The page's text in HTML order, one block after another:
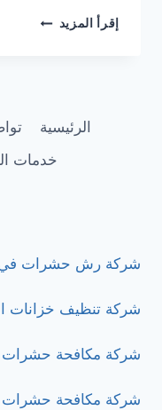
إقرأ المزيد شركة
الرئيسية
خدمات
شركة رش حشرات في الورقاء
شركة تنظيف خزانات المياه
شركة مكافحة حشرات في
شركة مكافحة حشرات في